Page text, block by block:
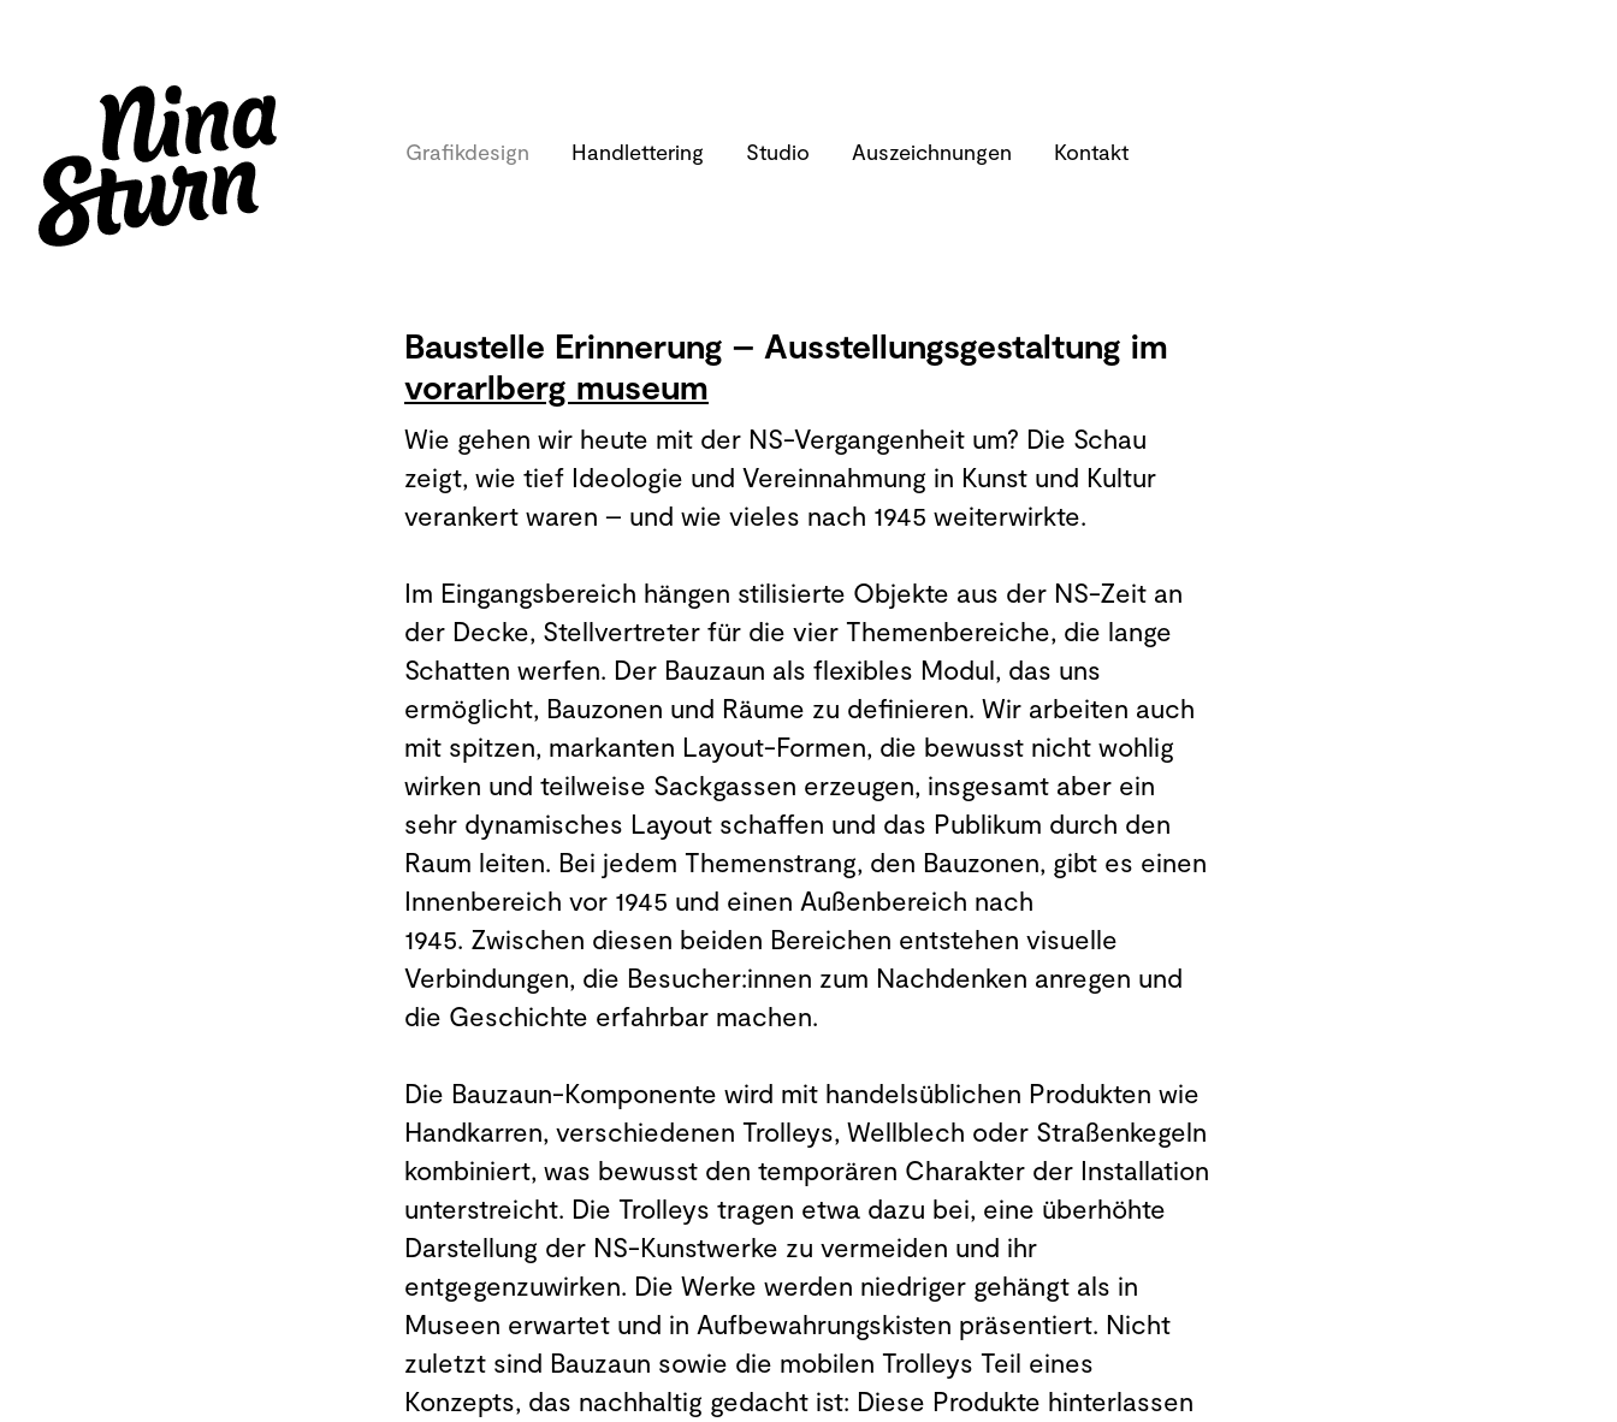
Grafikdesign Handlettering Studio Auszeichnungen Kontakt
Baustelle Erinnerung – Ausstellungsgestaltung im
vorarlberg museum
Wie gehen wir heute mit der NS-Vergangenheit um? Die Schau
zeigt, wie tief Ideologie und Vereinnahmung in Kunst und Kultur
verankert waren – und wie vieles nach 1945 weiterwirkte.
Im Eingangsbereich hängen stilisierte Objekte aus der NS-Zeit an
der Decke, Stellvertreter für die vier Themenbereiche, die lange
Schatten werfen. Der Bauzaun als flexibles Modul, das uns
ermöglicht, Bauzonen und Räume zu definieren. Wir arbeiten auch
mit spitzen, markanten Layout-Formen, die bewusst nicht wohlig
wirken und teilweise Sackgassen erzeugen, insgesamt aber ein
sehr dynamisches Layout schaffen und das Publikum durch den
Raum leiten. Bei jedem Themenstrang, den Bauzonen, gibt es einen
Innenbereich vor 1945 und einen Außenbereich nach
1945. Zwischen diesen beiden Bereichen entstehen visuelle
Verbindungen, die Besucher:innen zum Nachdenken anregen und
die Geschichte erfahrbar machen.
Die Bauzaun-Komponente wird mit handelsüblichen Produkten wie
Handkarren, verschiedenen Trolleys, Wellblech oder Straßenkegeln
kombiniert, was bewusst den temporären Charakter der Installation
unterstreicht. Die Trolleys tragen etwa dazu bei, eine überhöhte
Darstellung der NS-Kunstwerke zu vermeiden und ihr
entgegenzuwirken. Die Werke werden niedriger gehängt als in
Museen erwartet und in Aufbewahrungskisten präsentiert. Nicht
zuletzt sind Bauzaun sowie die mobilen Trolleys Teil eines
Konzepts, das nachhaltig gedacht ist: Diese Produkte hinterlassen